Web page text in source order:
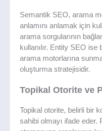
Semantik SEO, arama
anlamını anlamak için
arama sorgularının
kullanılır. Entity SEO ise
arama motorlarına
oluşturma stratejisidir.
Topikal Otorite ve
Topikal otorite, belirli bir
sahibi olmayı ifade